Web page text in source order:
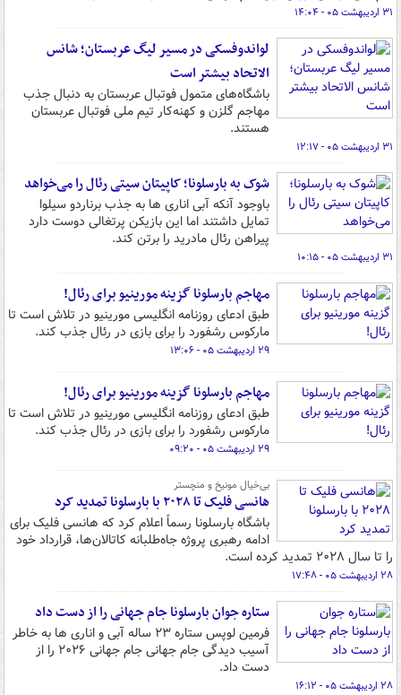
۳۱ اردیبهشت ۰۵ - ۱۴:۰۴
لواندوفسکی در مسیر لیگ عربستان؛ شانس
الاتحاد بیشتر است
باشگاه‌های متمول فوتبال عربستان به دنبال جذب
مهاجم گلزن و کهنه‌کار تیم ملی فوتبال عربستان
هستند.
۳۱ اردیبهشت ۰۵ - ۱۲:۱۷
شوک به بارسلونا؛ کاپیتان سیتی رئال را می‌خواهد
باوجود آنکه آبی اناری ها به جذب برناردو سیلوا
تمایل داشتند اما این بازیکن پرتغالی دوست دارد
پیراهن رئال مادرید را برتن کند.
۳۱ اردیبهشت ۰۵ - ۱۰:۱۵
مهاجم بارسلونا گزینه مورینیو برای رئال!
طبق ادعای روزنامه انگلیسی مورینیو در تلاش است تا
مارکوس رشفورد را برای بازی در رئال جذب کند.
۲۹ اردیبهشت ۰۵ - ۱۳:۰۶
مهاجم بارسلونا گزینه مورینیو برای رئال!
طبق ادعای روزنامه انگلیسی مورینیو در تلاش است تا
مارکوس رشفورد را برای بازی در رئال جذب کند.
۲۹ اردیبهشت ۰۵ - ۰۹:۲۰
بی‌خیال مونیخ و منچستر
هانسی فلیک تا ۲۰۲۸ با بارسلونا تمدید کرد
باشگاه بارسلونا رسماً اعلام کرد که هانسی فلیک برای
ادامه رهبری پروژه جاه‌طلبانه کاتالان‌ها، قرارداد خود
را تا سال ۲۰۲۸ تمدید کرده است.
۲۸ اردیبهشت ۰۵ - ۱۷:۴۸
ستاره جوان بارسلونا جام جهانی را از دست داد
فرمین لوپس ستاره ۲۳ ساله آبی و اناری ها به خاطر
آسیب دیدگی جام جهانی جام جهانی ۲۰۲۶ را از
دست داد.
۲۸ اردیبهشت ۰۵ - ۱۶:۱۲